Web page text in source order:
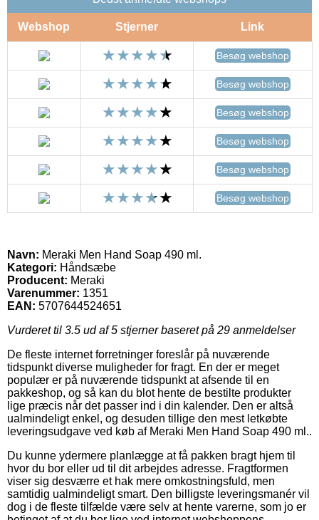
Webshop Stjerner Link
Besøg webshop
Besøg webshop
Besøg webshop
Besøg webshop
Besøg webshop
Besøg webshop
Navn: Meraki Men Hand Soap 490 ml.
Kategori: Håndsæbe
Producent: Meraki
Varenummer: 1351
EAN: 5707644524651
Vurderet til 3.5 ud af 5 stjerner baseret på 29 anmeldelser
De fleste internet forretninger foreslår på nuværende
tidspunkt diverse muligheder for fragt. En der er meget
populær er på nuværende tidspunkt at afsende til en
pakkeshop, og så kan du blot hente de bestilte produkter
lige præcis når det passer ind i din kalender. Den er altså
ualmindeligt enkel, og desuden tillige den mest letkøbte
leveringsudgave ved køb af Meraki Men Hand Soap 490 ml..
Du kunne ydermere planlægge at få pakken bragt hjem til
hvor du bor eller ud til dit arbejdes adresse. Fragtformen
viser sig desværre et hak mere omkostningsfuld, men
samtidig ualmindeligt smart. Den billigste leveringsmanér vil
dog i de fleste tilfælde være selv at hente varerne, som jo er